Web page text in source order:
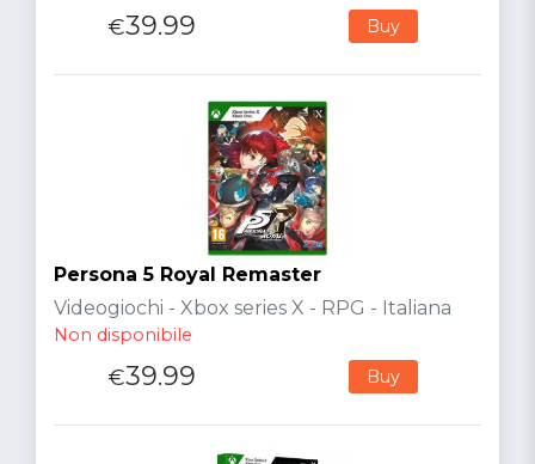
€39.99 Buy
Persona 5 Royal Remaster
Videogiochi - Xbox series X - RPG - Italiana
Non disponibile
€39.99 Buy